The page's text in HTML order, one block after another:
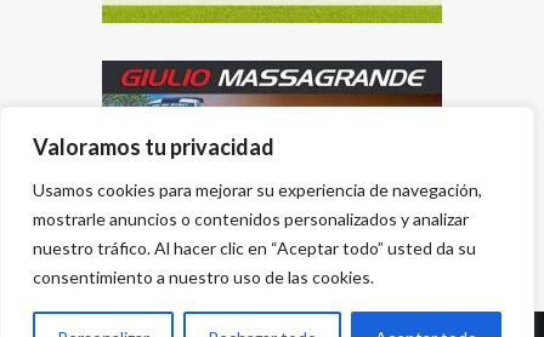
Valoramos tu privacidad
Usamos cookies para mejorar su experiencia de navegación,
mostrarle anuncios o contenidos personalizados y analizar
nuestro tráfico. Al hacer clic en “Aceptar todo” usted da su
consentimiento a nuestro uso de las cookies.